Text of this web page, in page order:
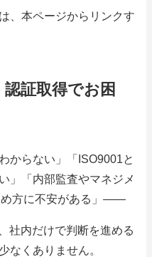
、本ページからリンクす
証取得でお困
からない」「ISO9001と
」「内部監査やマネジメ
め方に不安がある」——
社内だけで判断を進める
なくありません。